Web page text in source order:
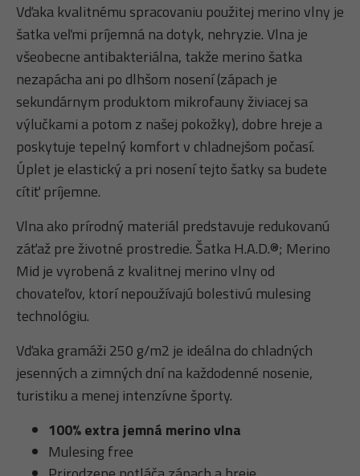
Vďaka kvalitnému spracovaniu použitej merino vlny je
šatka veľmi príjemná na dotyk, nehryzie. Vlna je
všeobecne antibakteriálna, takže merino šatka
nezapácha ani po dlhšom nosení (zápach je
sekundárnym produktom mikrofauny živiacej sa
výlučkami a potom z našej pokožky), dobre hreje a
poskytuje tepelný komfort v chladnejšom počasí.
Úplet je elastický a pri nosení tejto šatky sa budete
cítiť príjemne.
Vlna ako prírodný materiál predstavuje redukovanú
záťaž pre životné prostredie. Šatka H.A.D.®; Merino
Mid je vyrobená z kvalitnej merino vlny od
chovateľov, ktorí nepoužívajú bolestivú mulesing
technológiu.
Vďaka gramáži 250 g/m2 je ideálna do chladných
jesenných a zimných dní na každodenné nosenie,
turistiku a menej intenzívne športy.
100% extra jemná merino vlna
Mulesing free